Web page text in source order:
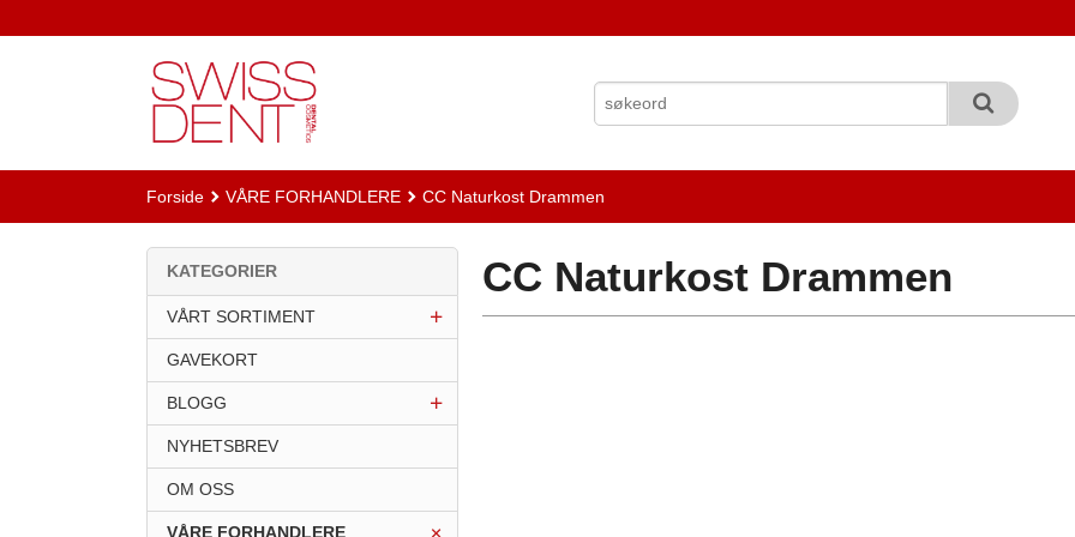
til
Forside VÅRE FORHANDLERE CC Naturkost Drammen
CC Naturkost Drammen
KATEGORIER
VÅRT SORTIMENT
GAVEKORT
BLOGG
NYHETSBREV
OM OSS
VÅRE FORHANDLERE